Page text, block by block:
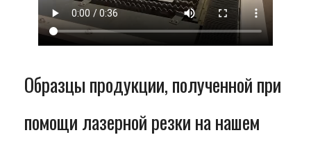
Образцы продукции, полученной при
помощи лазерной резки на нашем